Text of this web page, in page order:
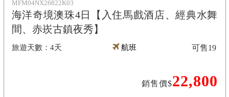
MFM04NX26822K03
海洋奇境澳珠4日【入住馬戲酒店、經典水舞
間、赤崁古鎮夜秀】
4天 航班
銷售價$22,800
可售19